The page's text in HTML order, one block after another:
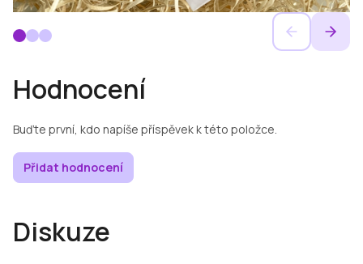
Hodnocení
Buďte první, kdo napíše příspěvek k této položce.
Přidat hodnocení
Diskuze